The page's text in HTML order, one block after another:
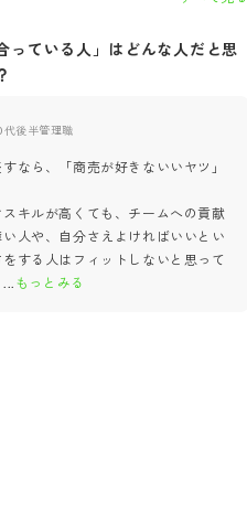
っている人」はどんな人だと思
代後半管理職
なら、「商売が好きないいヤツ」
スキルが高くても、チームへの貢献
人や、自分さえよければいいとい
をする人はフィットしないと思って
... もっとみる